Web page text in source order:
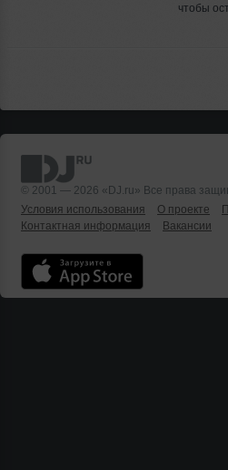
чтобы
© 2001 — 2026 «DJ.ru» Все права
Условия использования
О проекте
Контактная информация
Вакансии